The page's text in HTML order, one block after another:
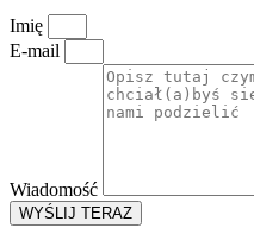
Imię
E-mail
Wiadomość
WYŚLIJ TERAZ